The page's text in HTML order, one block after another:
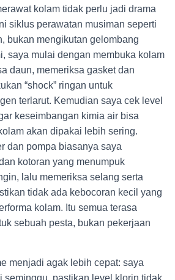
kolam tidak perlu jadi drama
siklus perawatan musiman seperti
bukan mengikutan gelombang
saya mulai dengan membuka kolam
daun, memeriksa gasket dan
“shock” ringan untuk
terlarut. Kemudian saya cek level
keseimbangan kimia air bisa
akan dipakai lebih sering.
dan pompa biasanya saya
kotoran yang menumpuk
lalu memeriksa selang serta
tidak ada kebocoran kecil yang
kolam. Itu semua terasa
sebuah pesta, bukan pekerjaan
menjadi agak lebih cepat: saya
seminggu, pastikan level klorin tidak